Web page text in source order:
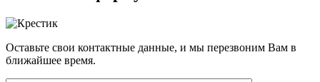
Оставьте свои контактные данные, и мы перезвоним Вам в
ближайшее время.